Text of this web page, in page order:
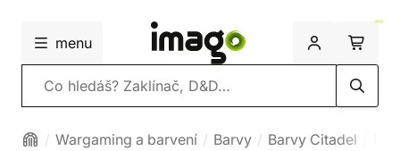
menu
Vyhledávání
Wargaming a barvení Barvy Barvy Citadel